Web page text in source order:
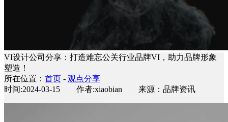
VI设计公司分享：打造难忘公关行业品牌VI，助力品牌形象
塑造！
所在位置： 首页 - 观点分享
时间:2024-03-15 作者:xiaobian 来源：品牌资讯